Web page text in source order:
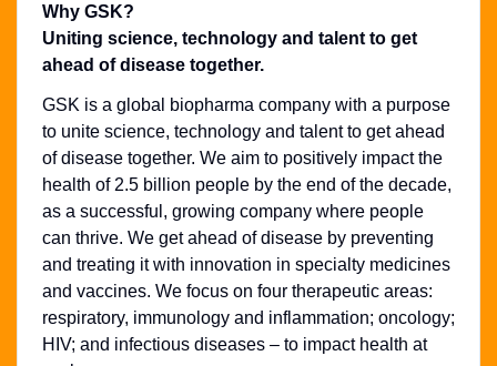
Why GSK?
Uniting science, technology and talent to get
ahead of disease together.
GSK is a global biopharma company with a purpose
to unite science, technology and talent to get ahead
of disease together. We aim to positively impact the
health of 2.5 billion people by the end of the decade,
as a successful, growing company where people
can thrive. We get ahead of disease by preventing
and treating it with innovation in specialty medicines
and vaccines. We focus on four therapeutic areas:
respiratory, immunology and inflammation; oncology;
HIV; and infectious diseases – to impact health at